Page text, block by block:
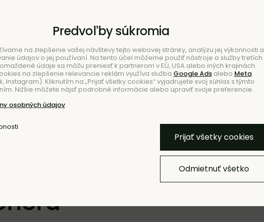
Hľadať
NOVINKY
Predvoľby súkromia
na zlepšenie vašej návštevy tejto webovej stránky, analýzu jej výkonnosti a
údajov o jej používaní. Na tento účel môžeme použiť nástroje a služby tretích
údaje sa môžu preniesť k partnerom v EÚ, USA alebo iných krajinách.
na zlepšenie relevancie reklám využíva služba Google Adsalebo Meta
Instagram). Kliknutím na „Prijať všetky cookies“ vyjadrujete svoj súhlas s týmto
Nižšie môžete nájsť podrobné informácie alebo upraviť svoje preferencie.
osobných údajov
Prijať všetky cookies
Odmietnuť všetko